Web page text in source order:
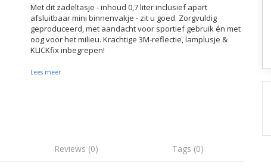
Met dit zadeltasje - inhoud 0,7 liter inclusief apart
afsluitbaar mini binnenvakje - zit u goed. Zorgvuldig
geproduceerd, met aandacht voor sportief gebruik én met
oog voor het milieu. Krachtige 3M-reflectie, lamplusje &
KLICKfix inbegrepen!
Lees meer
Reviews (0) Tags (0)